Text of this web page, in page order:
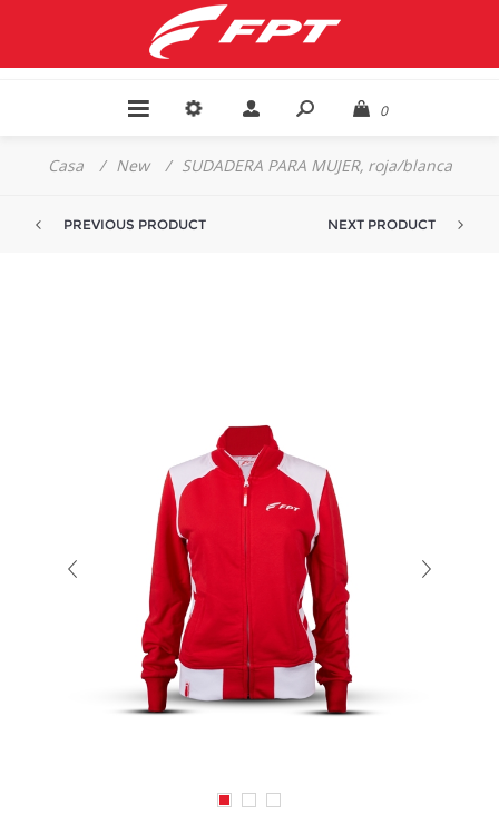
0
Casa / New / SUDADERA PARA MUJER, roja/blanca
PREVIOUS PRODUCT NEXT PRODUCT